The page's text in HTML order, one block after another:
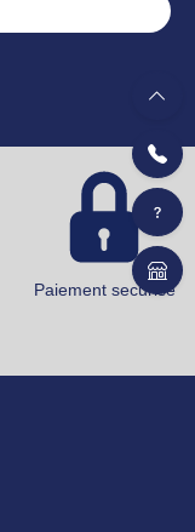
Paiement securisé